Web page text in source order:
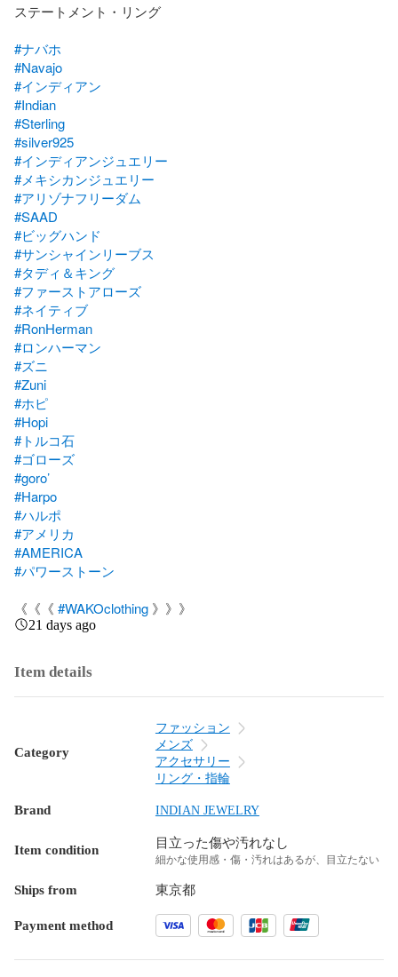
ステートメント・リング
#ナバホ
#Navajo
#インディアン
#Indian
#Sterling
#silver925
#インディアンジュエリー
#メキシカンジュエリー
#アリゾナフリーダム
#SAAD
#ビッグハンド
#サンシャインリーブス
#タディ＆キング
#ファーストアローズ
#ネイティブ
#RonHerman
#ロンハーマン
#ズニ
#Zuni
#ホピ
#Hopi
#トルコ石
#ゴローズ
#goro’
#Harpo
#ハルポ
#アメリカ
#AMERICA
#パワーストーン
《《《 #WAKOclothing 》》》
21 days ago
Item details
Category
ファッション
メンズ
アクセサリー
リング・指輪
Brand INDIAN JEWELRY
Item condition 目立った傷や汚れなし
細かな使用感・傷・汚れはあるが、目立たない
Ships from 東京都
Payment method